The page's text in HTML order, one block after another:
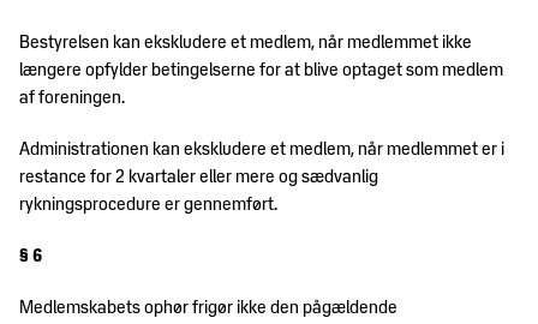
Bestyrelsen kan ekskludere et medlem, når medlemmet ikke
længere opfylder betingelserne for at blive optaget som medlem
af foreningen.
Administrationen kan ekskludere et medlem, når medlemmet er i
restance for 2 kvartaler eller mere og sædvanlig
rykningsprocedure er gennemført.
§ 6
Medlemskabets ophør frigør ikke den pågældende